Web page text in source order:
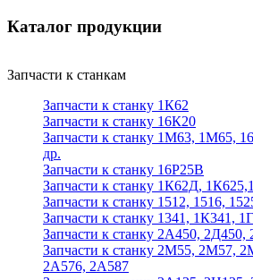
Каталог продукции
Запчасти к станкам
Запчасти к станку 1К62
Запчасти к станку 16К20
Запчасти к станку 1М63, 1М65,
др.
Запчасти к станку 16Р25В
Запчасти к станку 1К62Д,
Запчасти к станку 1512, 1516,
Запчасти к станку 1341, 1К341,
Запчасти к станку 2А450, 2Д450,
Запчасти к станку 2М55, 2М57,
2А576, 2А587